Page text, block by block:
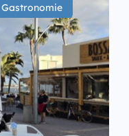
Gastronomie